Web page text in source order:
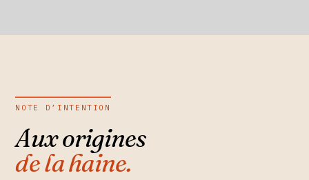
NOTE D’INTENTION
Aux origines
de la haine.